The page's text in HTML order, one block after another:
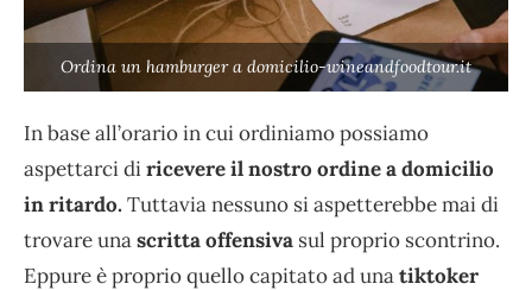
Ordina un hamburger a domicilio-wineandfoodtour.it
In base all’orario in cui ordiniamo possiamo
aspettarci diricevere il nostro ordine a domicilio
in ritardo. Tuttavia nessuno si aspetterebbe mai di
trovare unascritta offensiva sul proprio scontrino.
Eppure è proprio quello capitato ad unatiktoker